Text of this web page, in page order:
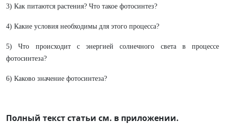
3) Как питаются растения? Что такое фотосинтез?
4) Какие условия необходимы для этого процесса?
5) Что происходит с энергией солнечного света в процессе
фотосинтеза?
6) Каково значение фотосинтеза?
Полный текст статьи см. в приложении.